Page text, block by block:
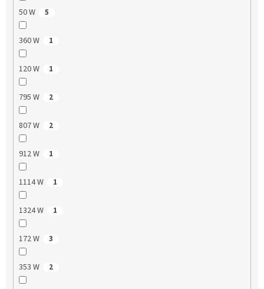
50 W 5
360 W 1
120 W 1
795 W 2
807 W 2
912 W 1
1114 W 1
1324 W 1
172 W 3
353 W 2